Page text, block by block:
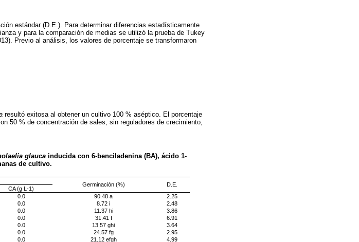
estándar (D.E.). Para determinar diferencias estadísticamente
y para la comparación de medias se utilizó la prueba de Tukey
Previo al análisis, los valores de porcentaje se transformaron
resultó exitosa al obtener un cultivo 100 % aséptico. El porcentaje
50 % de concentración de sales, sin reguladores de crecimiento,
glauca inducida con 6-benciladenina (BA), ácido 1-
de cultivo.
Germinación (%) D.E.
CA (g L-1)
0.0 90.48 a
2.25
0.0 8.72 i
2.48
0.0 11.37 hi
3.86
0.0 31.41 f
6.91
0.0 13.57 ghi
3.64
0.0 24.57 fg
2.95
0.0 21.12 efgh 4.99